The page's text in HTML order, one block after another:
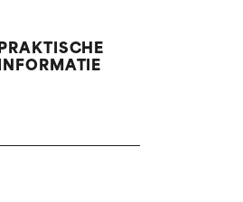
PRAKTISCHE
INFORMATIE